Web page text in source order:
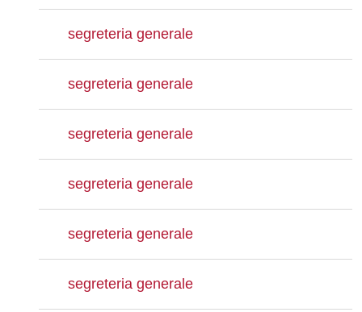
segreteria generale
segreteria generale
segreteria generale
segreteria generale
segreteria generale
segreteria generale